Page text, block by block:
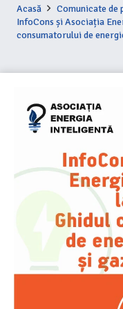
Acasă
Comunicate de
InfoCons și Asociația
consumatorului de